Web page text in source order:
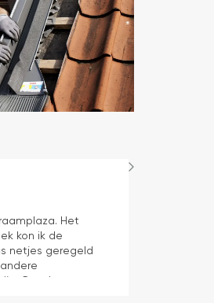
Het
kon ik de
netjes geregeld
Goede